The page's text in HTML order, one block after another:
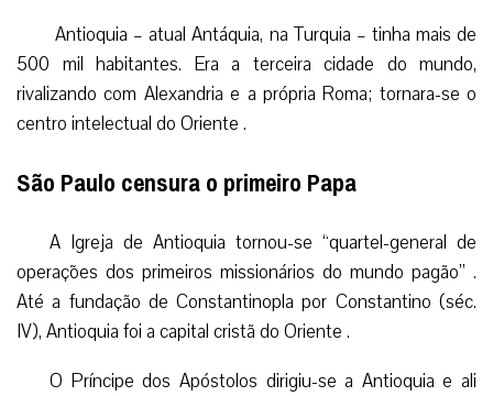
Antioquia – atual Antáquia, na Turquia – tinha mais de
500 mil habitantes. Era a terceira cidade do mundo,
rivalizando com Alexandria e a própria Roma; tornara-se o
centro intelectual do Oriente .
São Paulo censura o primeiro Papa
A Igreja de Antioquia tornou-se “quartel-general de
operações dos primeiros missionários do mundo pagão” .
Até a fundação de Constantinopla por Constantino (séc.
IV), Antioquia foi a capital cristã do Oriente .
O Príncipe dos Apóstolos dirigiu-se a Antioquia e ali